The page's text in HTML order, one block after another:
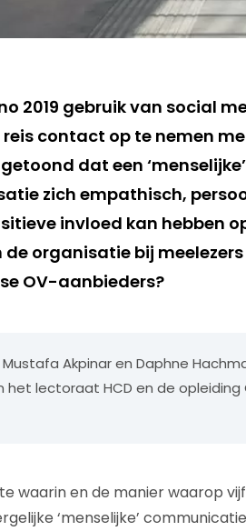
2019 gebruik van social
contact op te nemen
dat een
zich empathisch,
invloed kan hebben
organisatie bij
OV-aanbieders?
Akpinar en Daphne
lectoraat HCD en de
waarin en de manier waarop
‘menselijke’